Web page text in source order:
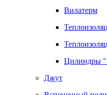
Вилатерм
Цилиндры
Джут